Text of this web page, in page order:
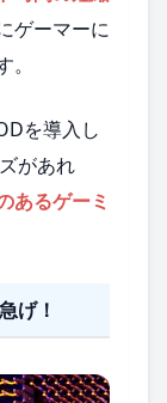
ゲーマーに
を導入し
があれ
あるゲーミ
げ！